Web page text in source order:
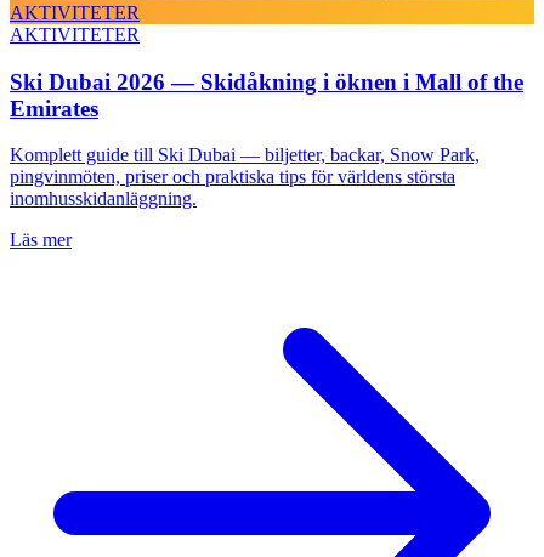
AKTIVITETER
AKTIVITETER
Ski Dubai 2026 — Skidåkning i öknen i Mall of the
Emirates
Komplett guide till Ski Dubai — biljetter, backar, Snow Park,
pingvinmöten, priser och praktiska tips för världens största
inomhusskidanläggning.
Läs mer